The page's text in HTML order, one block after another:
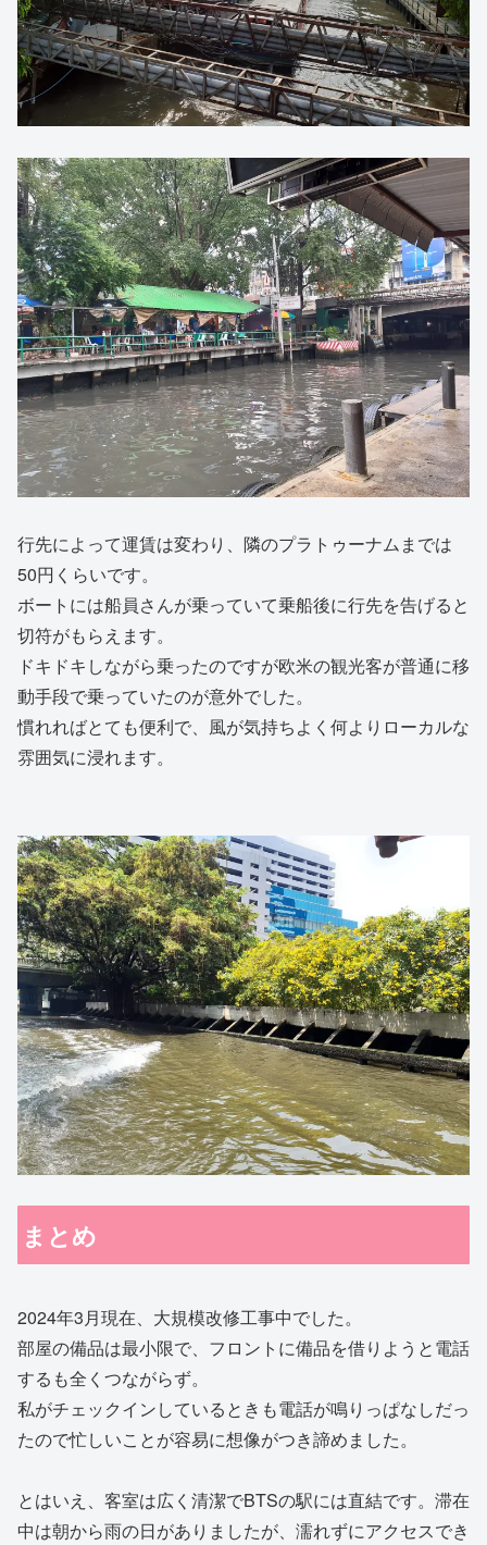
行先によって運賃は変わり、隣のプラトゥーナムまでは
50円くらいです。
ボートには船員さんが乗っていて乗船後に行先を告げると
切符がもらえます。
ドキドキしながら乗ったのですが欧米の観光客が普通に移
動手段で乗っていたのが意外でした。
慣れればとても便利で、風が気持ちよく何よりローカルな
雰囲気に浸れます。
まとめ
2024年3月現在、大規模改修工事中でした。
部屋の備品は最小限で、フロントに備品を借りようと電話
するも全くつながらず。
私がチェックインしているときも電話が鳴りっぱなしだっ
たので忙しいことが容易に想像がつき諦めました。
とはいえ、客室は広く清潔でBTSの駅には直結です。滞在
中は朝から雨の日がありましたが、濡れずにアクセスでき